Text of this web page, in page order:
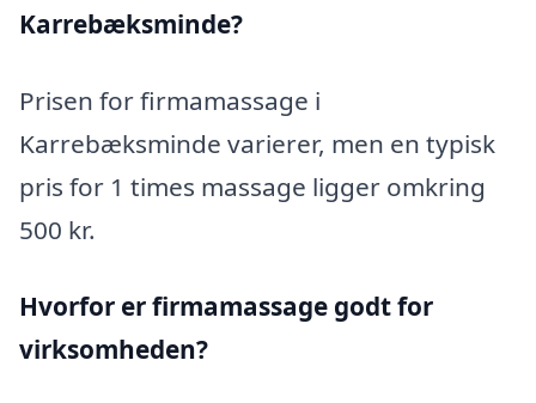
Karrebæksminde?
Prisen for firmamassage i
Karrebæksminde varierer, men en typisk
pris for 1 times massage ligger omkring
500 kr.
Hvorfor er firmamassage godt for
virksomheden?